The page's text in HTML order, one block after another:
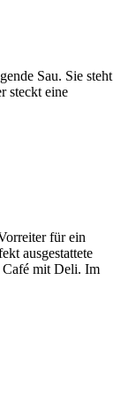
Sau. Sie steht
steckt eine
für ein
ausgestattete
Café mit Deli. Im